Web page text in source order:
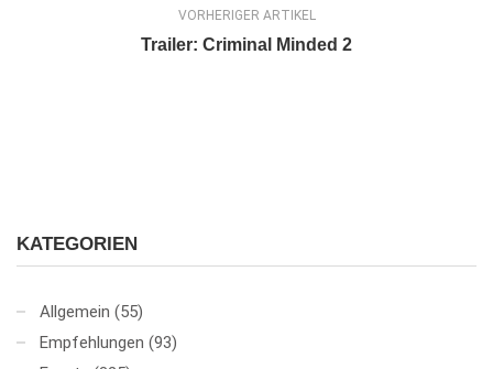
VORHERIGER ARTIKEL
Trailer: Criminal Minded 2
KATEGORIEN
Allgemein (55)
Empfehlungen (93)